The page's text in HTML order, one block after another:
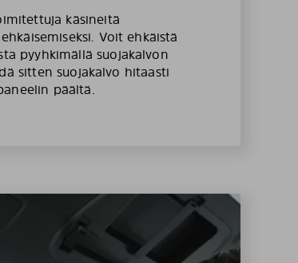
käsineitä
Voit ehkäistä
pyyhkimällä suojakalvon
sitten suojakalvo hitaasti
päältä.